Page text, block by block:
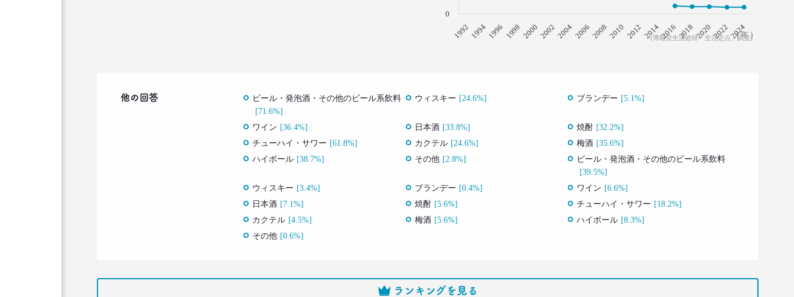
( 年 )
(博報堂生活総研「生活定点」調査)
1992 1994 1996 1998 2000 20022004 200620082010 2012 20142016 2018202020222024
0
他の回答
ビール・発泡酒・その他のビール系飲料
[71.6%]
ウィスキー [24.6%] ブランデー [5.1%]
ワイン [36.4%] 日本酒 [33.8%] 焼酎 [32.2%]
チューハイ・サワー [61.8%] カクテル [24.6%] 梅酒 [35.6%]
ハイボール [38.7%] その他 [2.8%]
ビール・発泡酒・その他のビール系飲料
[39.5%]
ウィスキー [3.4%] ブランデー [0.4%] ワイン [6.6%]
日本酒 [7.1%] 焼酎 [5.6%] チューハイ・サワー [18.2%]
カクテル [4.5%] 梅酒 [5.6%] ハイボール [8.3%]
その他 [0.6%]
ランキングを見る